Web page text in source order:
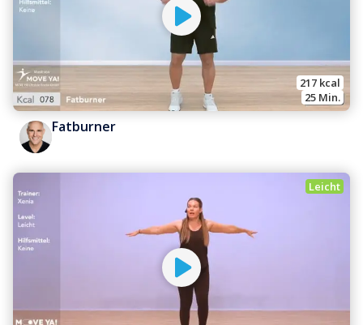
217 kcal
25 Min.
Fatburner
Leicht